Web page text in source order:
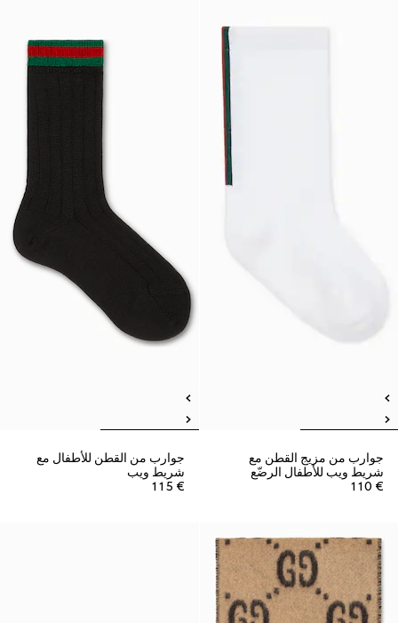
جوارب من مزيج القطن مع
شريط ويب للأطفال الرضّع
€ 110
جوارب من القطن للأطفال مع
شريط ويب
€ 115